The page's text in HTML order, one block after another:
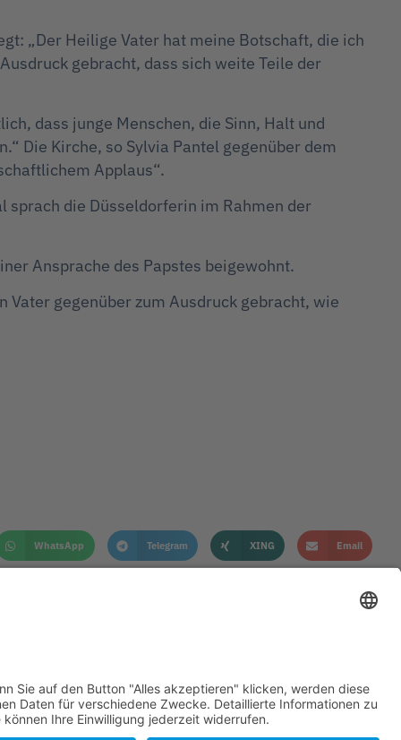
„Der Heilige Vater hat meine Botschaft, die ich
gebracht, dass sich weite Teile der
dass junge Menschen, die Sinn, Halt und
Die Kirche, so Sylvia Pantel gegenüber dem
Applaus“.
die Düsseldorferin im Rahmen der
Ansprache des Papstes beigewohnt.
gegenüber zum Ausdruck gebracht, wie
WhatsApp Telegram XING Email
KONTAKT IMPRESSUM DATENSCHUTZHINWEISE